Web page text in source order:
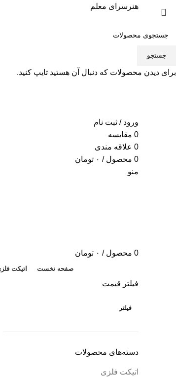
هنرسرای معلم
ورود / ثبت نام
0 مقایسه
0 علاقه مندی
0 محصول / ۰ تومان
منو
0 محصول / ۰ تومان
صفحه نخست اتیکت
فیلتر قیمت
فیلتر
دسته‌های محصولات
اتیکت فلزی
جستجو
برای دیدن محصولات که دنبال آن هستید تایپ کنید.